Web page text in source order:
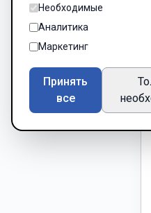
Необходимые
Аналитика
Маркетинг
Принять
все